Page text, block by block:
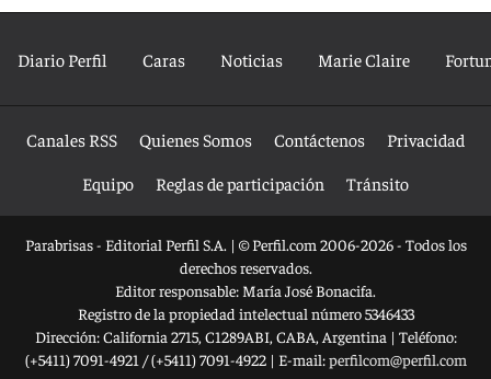
Diario Perfil Caras Noticias Marie Claire
Canales RSS Quienes Somos Contáctenos
Privacidad
Equipo
Reglas de participación Tránsito
Parabrisas - Editorial Perfil S.A. | © Perfil.com 2006-2026 - Todos los
derechos reservados.
Editor responsable: María José Bonacifa.
Registro de la propiedad intelectual número 5346433
Dirección:California 2715, C1289ABI, CABA, Argentina | Teléfono:
(+5411) 7091-4921 /(+5411) 7091-4922| E-mail:perfilcom@perfil.com